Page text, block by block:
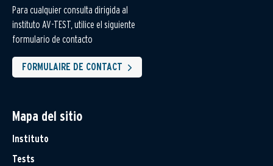
Para cualquier consulta dirigida al
instituto AV-TEST, utilice el siguiente
formulario de contacto
FORMULAIRE DE CONTACT
Mapa del sitio
Instituto
Tests